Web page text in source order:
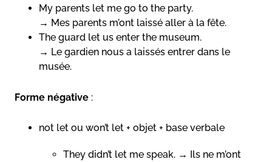
My parents let me go to the party.
→ Mes parents m’ont laissé aller à la fête.
The guard let us enter the museum.
→ Le gardien nous a laissés entrer dans le
musée.
Forme négative :
not let ou won’t let + objet + base verbale
They didn’t let me speak. → Ils ne m’ont